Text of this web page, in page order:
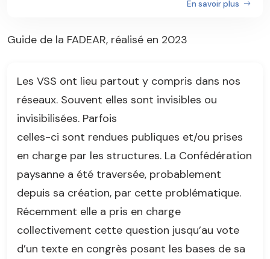
En savoir plus
Guide de la FADEAR, réalisé en 2023
Les VSS ont lieu partout y compris dans nos
réseaux. Souvent elles sont invisibles ou
invisibilisées. Parfois
celles-ci sont rendues publiques et/ou prises
en charge par les structures. La Confédération
paysanne a été traversée, probablement
depuis sa création, par cette problématique.
Récemment elle a pris en charge
collectivement cette question jusqu’au vote
d’un texte en congrès posant les bases de sa